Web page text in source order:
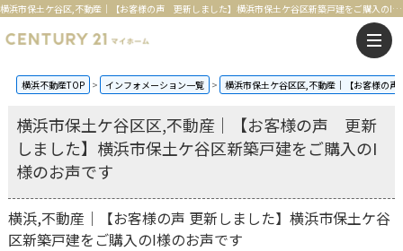
横浜市保土ケ谷区,不動産｜【お客様の声 更新しました】横浜市保土ケ谷区新築戸建をご購入のI様のお声です | 横浜の不動産はセンチュリー21マイホーム
横浜不動産TOP インフォメーション一覧 横浜市保土ケ谷区区,不動産｜【お客様の
横浜市保土ケ谷区区,不動産｜【お客様の声 更新
しました】横浜市保土ケ谷区新築戸建をご購入のI
様のお声です
横浜,不動産｜【お客様の声 更新しました】横浜市保土ケ谷
区新築戸建をご購入のI様のお声です